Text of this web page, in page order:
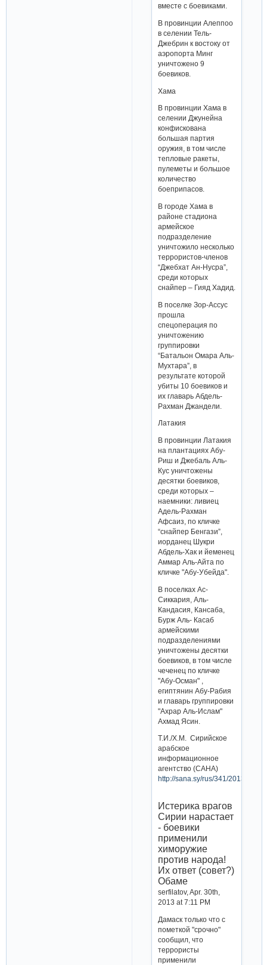
вместе с боевиками.
В провинции Алеппоо
в селении Тель-
Джебрин к востоку от
аэропорта Минг
уничтожено 9
боевиков.
Хама
В провинции Хама в
селении Джунейна
конфискована
большая партия
оружия, в том числе
тепловые ракеты,
пулеметы и большое
количество
боеприпасов.
В городе Хама в
районе стадиона
армейское
подразделение
уничтожило несколько
террористов-членов
“Джебхат Ан-Нусра”,
среди которых
снайпер – Гияд Хадид.
В поселке Зор-Ассус
прошла
спецоперация по
уничтожению
группировки
“Батальон Омара Аль-
Мухтара”, в
результате которой
убиты 10 боевиков и
их главарь Абдель-
Рахман Джандели.
Латакия
В провинции Латакия
на плантациях Абу-
Риш и Джебаль Аль-
Кус уничтожены
десятки боевиков,
среди которых –
наемники: ливиец
Адель-Рахман
Афсаиз, по кличке
“снайпер Бенгази”,
иорданец Шукри
Абдель-Хак и йеменец
Аммар Аль-Айта по
кличке "Абу-Убейда".
В поселках Ас-
Сиккария, Аль-
Кандасия, Кансаба,
Бурж Аль- Касаб
армейскими
подразделениями
уничтожены десятки
боевиков, в том числе
чеченец по кличке
"Абу-Осман" ,
египтянин Абу-Рабия
и главарь группировки
"Ахрар Аль-Ислам"
Ахмад Ясин.
Т.И./Х.М. Сирийское
арабское
информационное
агентство (САНА)
http://sana.sy/rus/341/2013/04/
Истерика врагов
Сирии нарастает
- боевики
применили
химоружие
против народа!
Их ответ (совет?)
Обаме
serfilatov, Apr. 30th,
2013 at 7:11 PM
Дамаск только что с
пометкой "срочно"
сообщил, что
террористы
применили